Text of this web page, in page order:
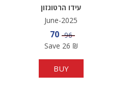
עידו הרטוגזון
June-2025
Sale price
70 Price
96
Save 26 ₪
BUY